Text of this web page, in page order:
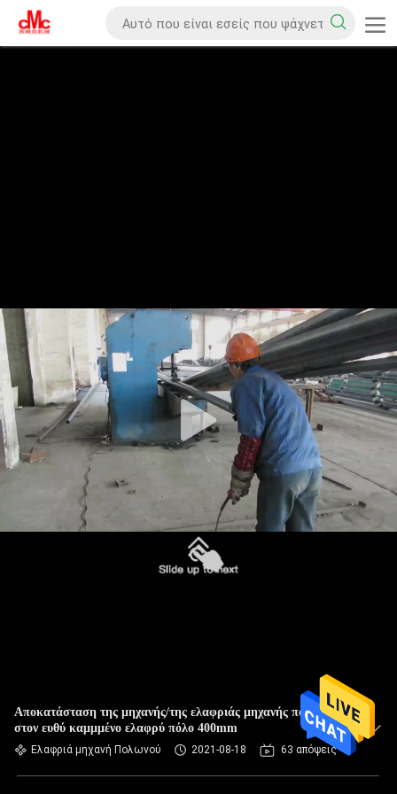
Αποκατάσταση της μηχανής/της ελαφριάς μηχανής πόλων
στον ευθύ καμμμένο ελαφρύ πόλο 400mm
Ελαφριά μηχανή Πολωνού 2021-08-18 63 απόψεις